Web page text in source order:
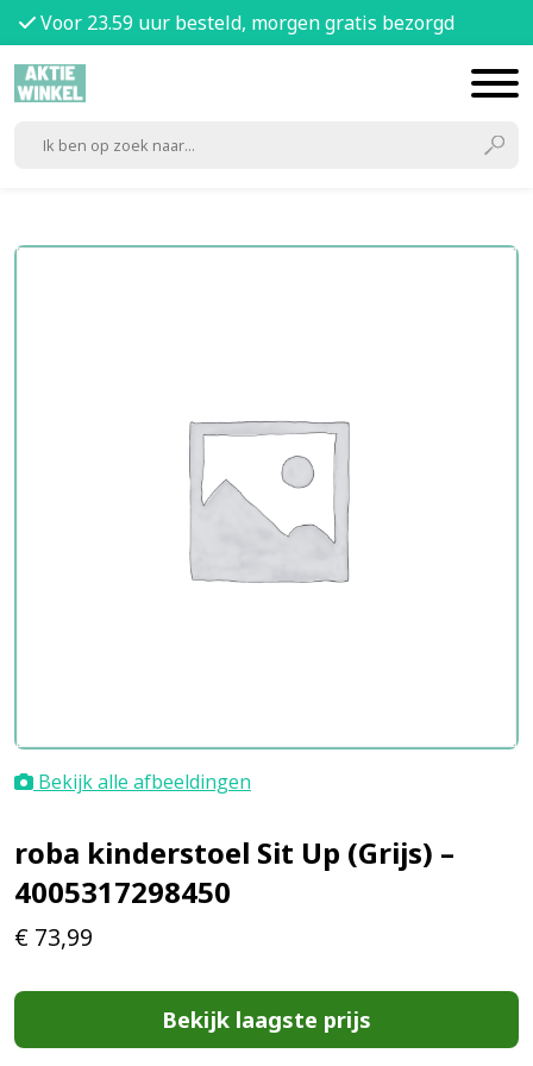
Voor 23.59 uur besteld, morgen gratis bezorgd
Bekijk alle afbeeldingen
roba kinderstoel Sit Up (Grijs) –
4005317298450
€ 73,99
Bekijk laagste prijs